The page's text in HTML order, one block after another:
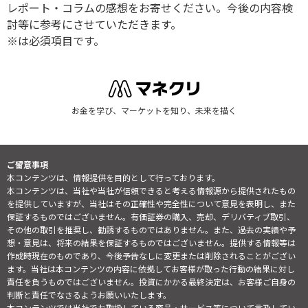
レポート・コラムの感想をお寄せください。今後の内容検
討等に参考にさせていただきます。
※は必須項目です。
お金を学び、マーケットを知り、未来を描く
ご留意事項
本コンテンツは、情報提供を目的として行っております。
本コンテンツは、当社や当社が信頼できると考える情報源から提供されたもの
を提供していますが、当社はその正確性や完全性について意見を表明し、また
保証するものではございません。有価証券の購入、売却、デリバティブ取引、
その他の取引を推奨し、勧誘するものではありません。また、過去の実績や予
想・意見は、将来の結果を保証するものではございません。提供する情報等は
作成時現在のものであり、今後予告なしに変更または削除されることがござい
ます。当社は本コンテンツの内容に依拠してお客様が取った行動の結果に対し
責任を負うものではございません。投資にかかる最終決定は、お客様ご自身の
判断と責任でなさるようお願いいたします。